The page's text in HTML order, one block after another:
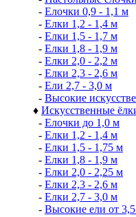
- Елочки 0,9 - 1,1 м
- Елки 1,2 - 1,4 м
- Елки 1,5 - 1,7 м
- Елки 1,8 - 1,9 м
- Елки 2,0 - 2,2 м
- Елки 2,3 - 2,6 м
- Ели 2,7 - 3,0 м
- Высокие
♦ Искусственные
- Елочки до 1,0 м
- Елки 1,2 - 1,4 м
- Елки 1,5 - 1,75 м
- Елки 1,8 - 1,9 м
- Елки 2,0 - 2,25 м
- Елки 2,3 - 2,6 м
- Елки 2,7 - 3,0 м
- Высокие ели от